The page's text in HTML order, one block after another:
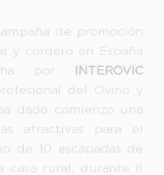
de promoción
y cordero en España
por INTEROVIC
del Ovino y
dado comienzo una
atractivas para el
de 10 escapadas de
casa rural, durante 8